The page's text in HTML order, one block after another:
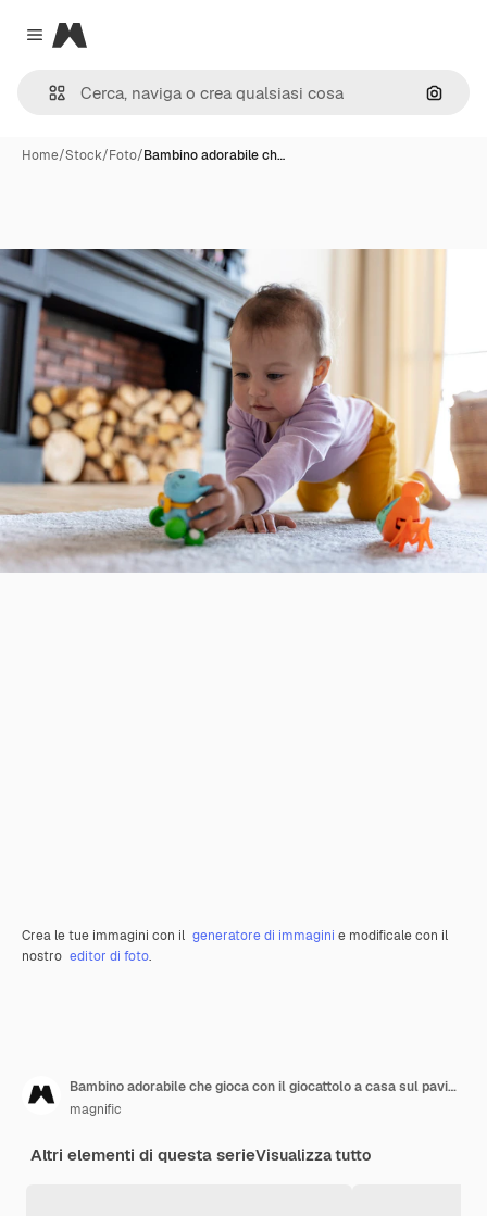
Close menu
Magnific
Cerca
Home/Stock/Foto/Bambino adorabile ch…
Crea le tue immagini con il generatore di immagini e modificale con il
nostro editor di foto.
Bambino adorabile che gioca con il giocattolo a casa sul pavimento
magnific
Altri elementi di questa serieVisualizza tutto